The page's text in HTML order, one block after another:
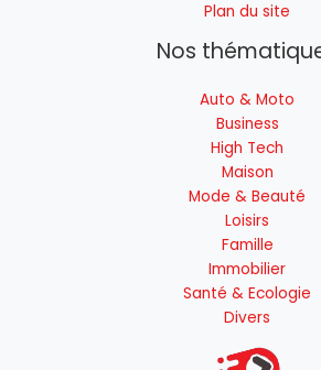
Plan du site
Nos
Auto & Moto
Business
High Tech
Maison
Mode & Beauté
Loisirs
Famille
Immobilier
Santé & Ecologie
Divers